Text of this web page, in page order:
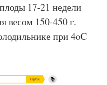
17-21 недели
весом 150-450 г.
при 4oC